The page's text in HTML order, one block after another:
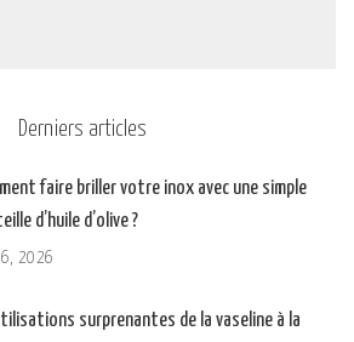
Derniers articles
faire briller votre inox avec une simple
d’huile d’olive ?
2026
surprenantes de la vaseline à la